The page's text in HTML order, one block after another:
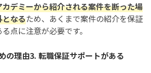
デミーから紹介される案件を断った場
となるため、あくまで案件の紹介を保証
点に注意が必要です。
の理由3. 転職保証サポートがある